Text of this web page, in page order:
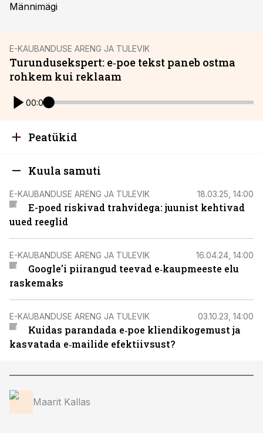
Männimägi
E-KAUBANDUSE ARENG JA TULEVIK
Turundusekspert: e‑poe tekst paneb ostma
rohkem kui reklaam
00:00
Peatükid
Kuula samuti
E-KAUBANDUSE ARENG JA TULEVIK 18.03.25, 14:00
E-poed riskivad trahvidega: juunist kehtivad
uued reeglid
E-KAUBANDUSE ARENG JA TULEVIK 16.04.24, 14:00
Google'i piirangud teevad e‑kaupmeeste elu
raskemaks
E-KAUBANDUSE ARENG JA TULEVIK 03.10.23, 14:00
Kuidas parandada e‑poe kliendikogemust ja
kasvatada e‑mailide efektiivsust?
Maarit Kallas